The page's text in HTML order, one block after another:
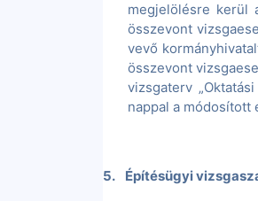
megjelölésre kerül
összevont
vevő
összevont
vizsgaterv
nappal a
5. Építésügyi